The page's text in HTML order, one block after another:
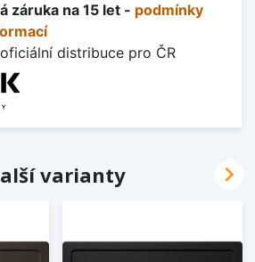
záruka na 15 let - podmínky
distribuce pro ČR
varianty 